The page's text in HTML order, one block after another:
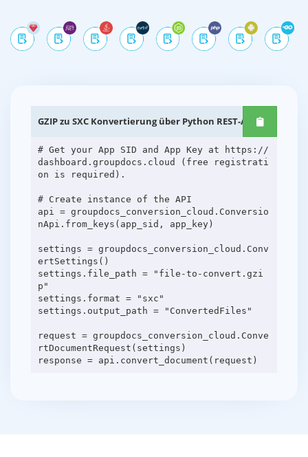
GZIP zu SXC Konvertierung über Python REST-APIs
# Get your App SID and App Key at https://
dashboard.groupdocs.cloud (free registrati
on is required).
# Create instance of the API
api = groupdocs_conversion_cloud.Conversio
nApi.from_keys(app_sid, app_key)
settings = groupdocs_conversion_cloud.Conv
ertSettings()
settings.file_path = "file-to-convert.gzi
p"
settings.format = "sxc"
settings.output_path = "ConvertedFiles"
request = groupdocs_conversion_cloud.Conve
rtDocumentRequest(settings)